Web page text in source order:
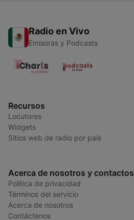
Radio en Vivo
Emisoras y Podcasts
Recursos
Locutores
Widgets
Sitios web de radio por país
Acerca de nosotros y contactos
Política de privacidad
Términos del servicio
Acerca de nosotros
Contáctenos